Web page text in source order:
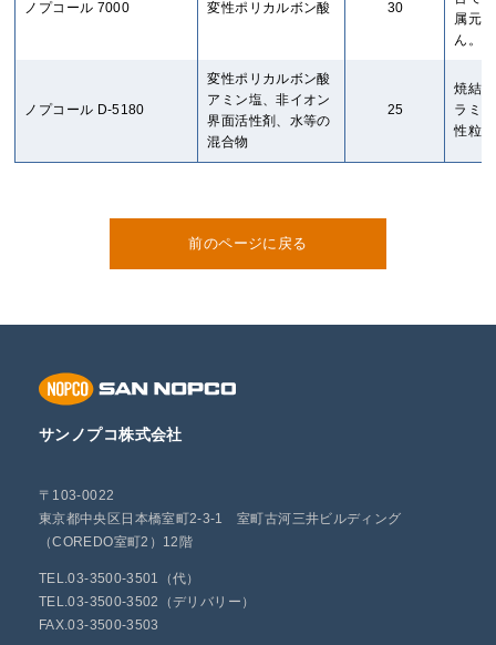
ノプコール 7000 変性ポリカルボン酸 30
属元
ん。
ノプコール D-5180
変性ポリカルボン酸
アミン塩、非イオン
界面活性剤、水等の
混合物
25
焼結
ラミ
性粒
前のページに戻る
サンノプコ株式会社
〒103-0022
東京都中央区日本橋室町2-3-1 室町古河三井ビルディング
（COREDO室町2）12階
TEL.03-3500-3501（代）
TEL.03-3500-3502（デリバリー）
FAX.03-3500-3503